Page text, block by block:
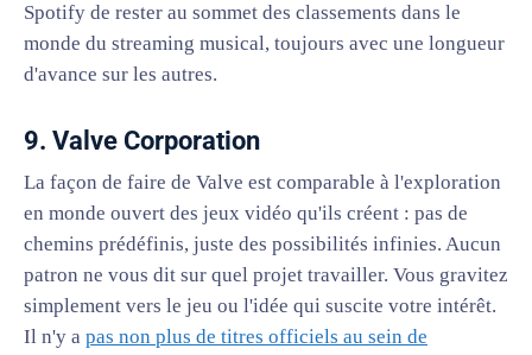
Spotify de rester au sommet des classements dans le
monde du streaming musical, toujours avec une longueur
d'avance sur les autres.
9. Valve Corporation
La façon de faire de Valve est comparable à l'exploration
en monde ouvert des jeux vidéo qu'ils créent : pas de
chemins prédéfinis, juste des possibilités infinies. Aucun
patron ne vous dit sur quel projet travailler. Vous gravitez
simplement vers le jeu ou l'idée qui suscite votre intérêt.
Il n'y a pas non plus de titres officiels au sein de